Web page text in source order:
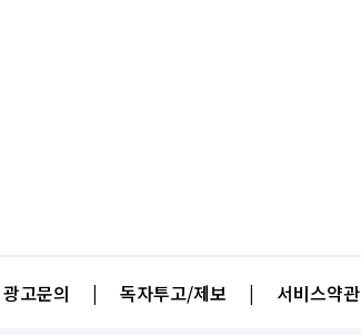
광고문의 | 독자투고/제보 | 서비스약관